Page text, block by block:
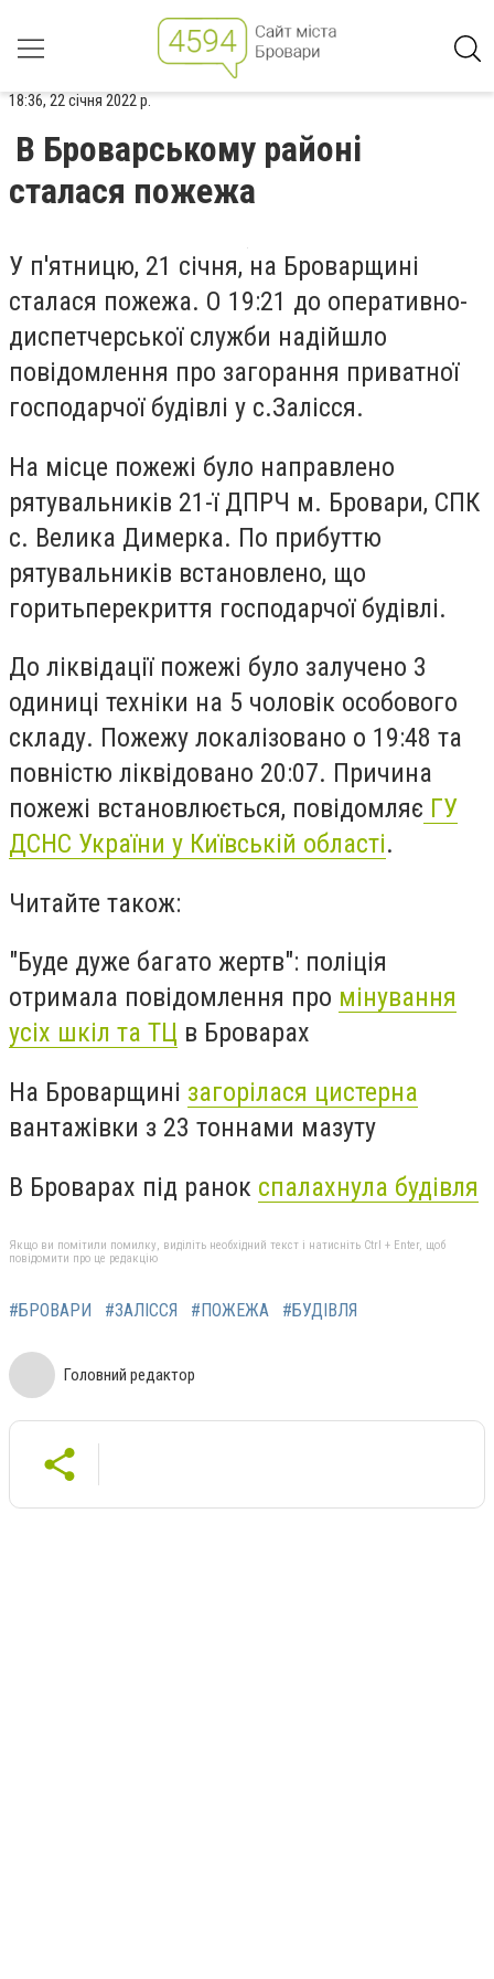
18:36, 22 січня 2022 р.
В Броварському районі
сталася пожежа
У п'ятницю, 21 січня, на Броварщині
сталася пожежа. О 19:21 до оперативно-
диспетчерської служби надійшло
повідомлення про загорання приватної
господарчої будівлі у с.Залісся.
На місце пожежі було направлено
рятувальників 21-ї ДПРЧ м. Бровари, СПК
с. Велика Димерка. По прибуттю
рятувальників встановлено, що
горитьперекриття господарчої будівлі.
До ліквідації пожежі було залучено 3
одиниці техніки на 5 чоловік особового
складу. Пожежу локалізовано о 19:48 та
повністю ліквідовано 20:07. Причина
пожежі встановлюється, повідомляє ГУ
ДСНС України у Київській області.
Читайте також:
"Буде дуже багато жертв": поліція
отримала повідомлення про мінування
усіх шкіл та ТЦ в Броварах
На Броварщині загорілася цистерна
вантажівки з 23 тоннами мазуту
В Броварах під ранок спалахнула будівля
Якщо ви помітили помилку, виділіть необхідний текст і натисніть Ctrl + Enter, щоб
повідомити про це редакцію
#БРОВАРИ #ЗАЛІССЯ #ПОЖЕЖА #БУДІВЛЯ
Головний редактор